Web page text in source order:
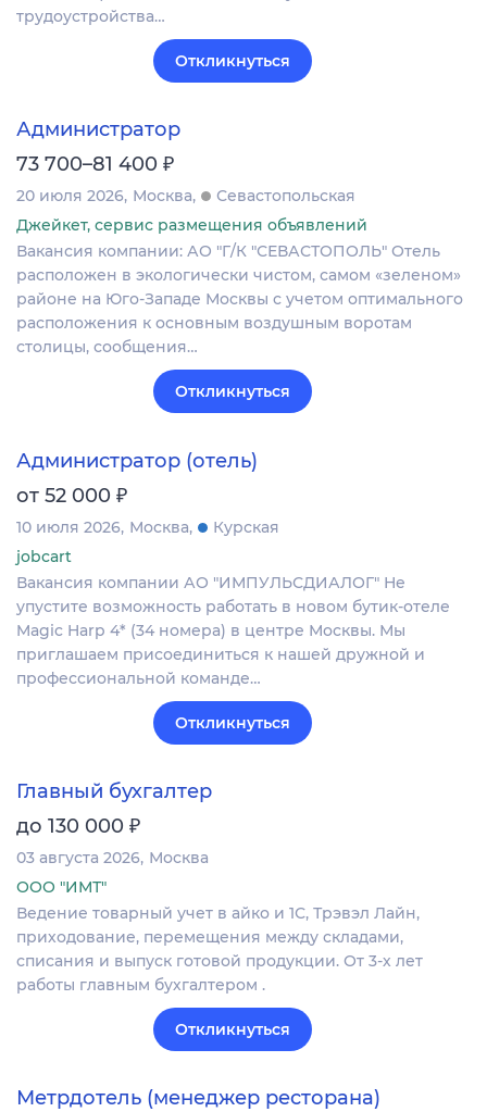
трудоустройства…
Откликнуться
Администратор
73 700–81 400 ₽
20 июля 2026 Москва
Севастопольская
Джейкет, сервис размещения объявлений
Вакансия компании: АО "Г/К "СЕВАСТОПОЛЬ" Отель
расположен в экологически чистом, самом «зеленом»
районе на Юго-Западе Москвы с учетом оптимального
расположения к основным воздушным воротам
столицы, сообщения…
Откликнуться
Администратор (отель)
от 52 000 ₽
10 июля 2026 Москва
Курская
jobcart
Вакансия компании АО "ИМПУЛЬСДИАЛОГ" Не
упустите возможность работать в новом бутик-отеле
Magic Harp 4* (34 номера) в центре Москвы. Мы
приглашаем присоединиться к нашей дружной и
профессиональной команде…
Откликнуться
Главный бухгалтер
до 130 000 ₽
03 августа 2026 Москва
ООО "ИМТ"
Ведение товарный учет в айко и 1С, Трэвэл Лайн,
приходование, перемещения между складами,
списания и выпуск готовой продукции. От 3-х лет
работы главным бухгалтером .
Откликнуться
Метрдотель (менеджер ресторана)